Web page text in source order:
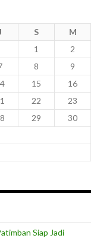
S M
1
2
8
9
15
16
22
23
29
30
Siap Jadi